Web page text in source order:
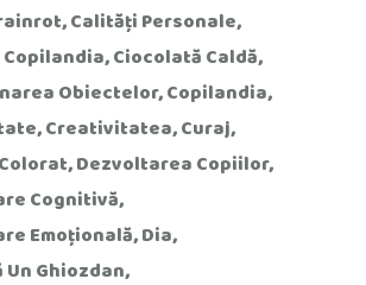
Calități Personale
Ciocolată Caldă
Obiectelor Copilandia
Creativitatea Curaj
Dezvoltarea Copiilor
Cognitivă
Emoțională Dia
Un Ghiozdan